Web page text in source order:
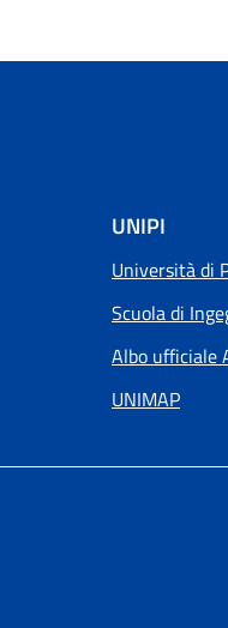
UNIPI
Università di
Scuola di
Albo ufficiale
UNIMAP